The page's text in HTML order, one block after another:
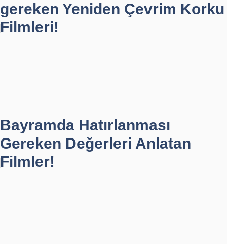
gereken Yeniden Çevrim Korku
Filmleri!
Bayramda Hatırlanması
Gereken Değerleri Anlatan
Filmler!